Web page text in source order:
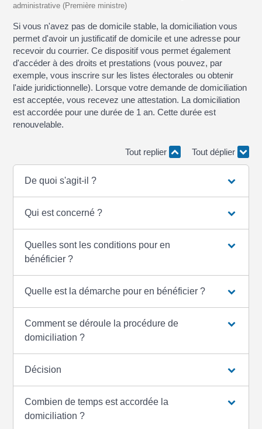
administrative (Première ministre)
Si vous n'avez pas de domicile stable, la domiciliation vous
permet d'avoir un justificatif de domicile et une adresse pour
recevoir du courrier. Ce dispositif vous permet également
d'accéder à des droits et prestations (vous pouvez, par
exemple, vous inscrire sur les listes électorales ou obtenir
l'aide juridictionnelle). Lorsque votre demande de domiciliation
est acceptée, vous recevez une attestation. La domiciliation
est accordée pour une durée de 1 an. Cette durée est
renouvelable.
Tout replier Tout déplier
De quoi s'agit-il ?
Qui est concerné ?
Quelles sont les conditions pour en
bénéficier ?
Quelle est la démarche pour en bénéficier ?
Comment se déroule la procédure de
domiciliation ?
Décision
Combien de temps est accordée la
domiciliation ?